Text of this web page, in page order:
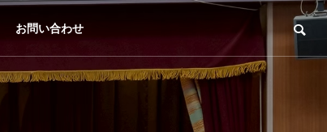
お問い合わせ